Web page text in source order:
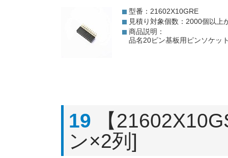
型番：21602X10GRE
見積り対象個数：2000個以上
商品説明：
品名20ピン基板用ピンソケッ
19
【
ン×2列]